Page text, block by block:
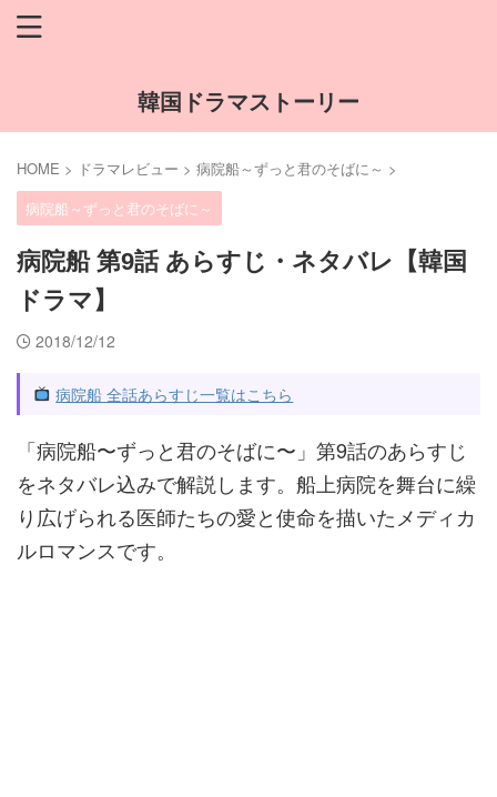
韓国ドラマストーリー
HOME > ドラマレビュー > 病院船～ずっと君のそばに～ >
病院船～ずっと君のそばに～
病院船 第9話 あらすじ・ネタバレ【韓国
ドラマ】
2018/12/12
病院船 全話あらすじ一覧はこちら
「病院船〜ずっと君のそばに〜」第9話のあらすじ
をネタバレ込みで解説します。船上病院を舞台に繰
り広げられる医師たちの愛と使命を描いたメディカ
ルロマンスです。